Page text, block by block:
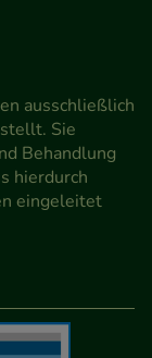
ausschließlich
Sie
Behandlung
hierdurch
eingeleitet